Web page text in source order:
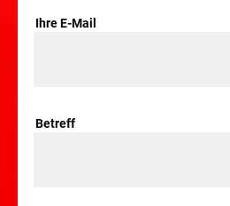
Ihre E-Mail
Betreff